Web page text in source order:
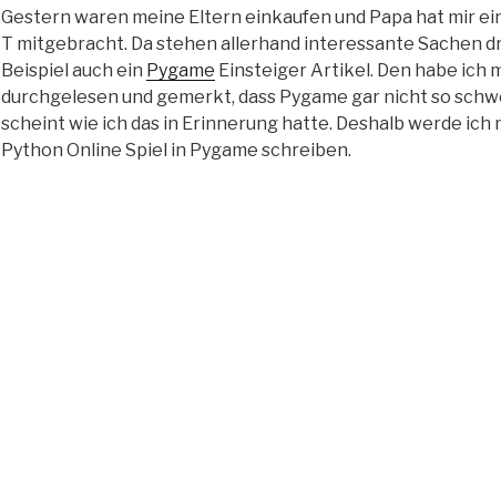
Gestern waren meine Eltern einkaufen und Papa hat mir
T mitgebracht. Da stehen allerhand interessante Sachen
Beispiel auch ein Pygame Einsteiger Artikel. Den habe ich
durchgelesen und gemerkt, dass Pygame gar nicht so
scheint wie ich das in Erinnerung hatte. Deshalb werde ich
Python Online Spiel in Pygame schreiben.